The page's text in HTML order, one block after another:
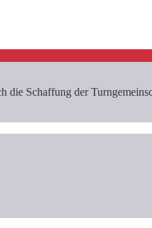
Schaffung der